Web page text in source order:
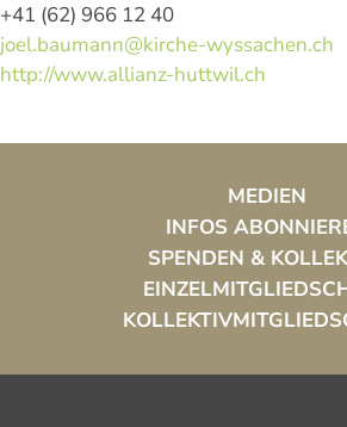
+41 (62) 966 12 40
joel.baumann@kirche-wyssachen.ch
http://www.allianz-huttwil.ch
MEDIEN
INFOS
SPENDEN &